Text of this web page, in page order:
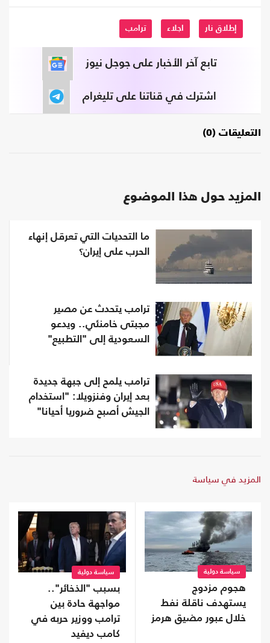
إطلاق نار اجلاء ترامب
تابع آخر الأخبار على جوجل نيوز
اشترك في قناتنا على تليغرام
التعليقات (0)
المزيد حول هذا الموضوع
ما التحديات التي تعرقل إنهاء
الحرب على إيران؟
ترامب يتحدث عن مصير
مجبتى خامنئي.. ويدعو
السعودية إلى "التطبيع"
ترامب يلمح إلى جبهة جديدة
بعد إيران وفنزويلا: "استخدام
الجيش أصبح ضروريا أحيانا"
المزيد في سياسة
سياسة دولية
هجوم مزدوج
يستهدف ناقلة نفط
خلال عبور مضيق هرمز
سياسة دولية
بسبب "الذخائر"..
مواجهة حادة بين
ترامب ووزير حربه في
كامب ديفيد